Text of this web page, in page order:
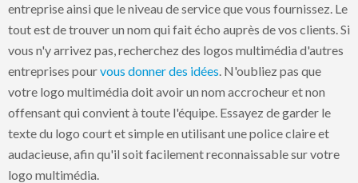
entreprise ainsi que le niveau de service que vous fournissez. Le
tout est de trouver un nom qui fait écho auprès de vos clients. Si
vous n'y arrivez pas, recherchez des logos multimédia d'autres
entreprises pourvous donner des idées . N'oubliez pas que
votre logo multimédia doit avoir un nom accrocheur et non
offensant qui convient à toute l'équipe. Essayez de garder le
texte du logo court et simple en utilisant une police claire et
audacieuse, afin qu'il soit facilement reconnaissable sur votre
logo multimédia.